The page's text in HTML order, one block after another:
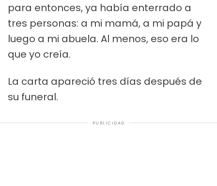
para entonces, ya había enterrado a
tres personas: a mi mamá, a mi papá y
luego a mi abuela. Al menos, eso era lo
que yo creía.
La carta apareció tres días después de
su funeral.
PUBLICIDAD